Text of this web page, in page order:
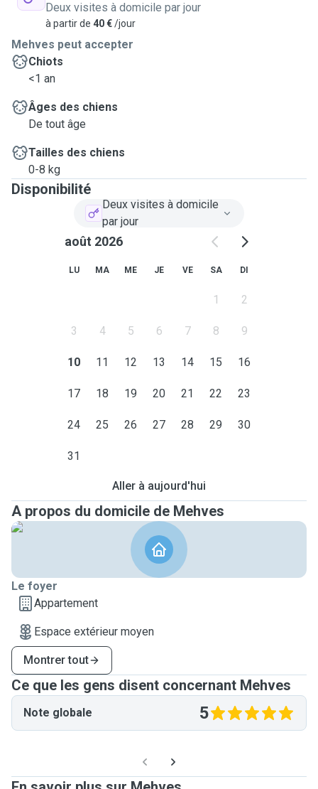
Deux visites à domicile par jour
à partir de 40 €/jour
Mehves peut accepter
Chiots
<1 an
Âges des chiens
De tout âge
Tailles des chiens
0-8 kg
Disponibilité
Deux visites à domicile
par jour
août 2026
LU MA ME JE VE SA DI
1 2
3 4 5 6 7 8 9
10 11 12 13 14 15 16
17 18 19 20 21 22 23
24 25 26 27 28 29 30
31
Aller à aujourd'hui
A propos du domicile de Mehves
Le foyer
Appartement
Espace extérieur moyen
Montrer tout
Ce que les gens disent concernant Mehves
Note globale 5